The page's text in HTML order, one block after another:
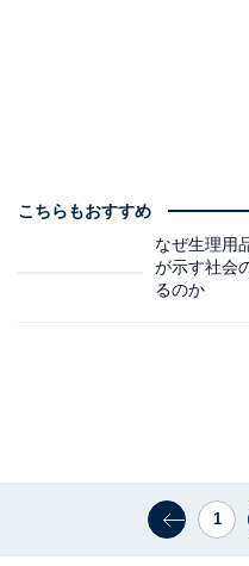
こちらもおすすめ
なぜ生理用
が示す社会
るのか
1